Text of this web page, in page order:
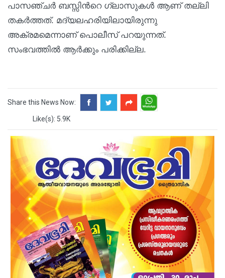
പാസഞ്ചർ ബസ്സിന്‍റെ ഗ്ലാസുകൾ ആണ് തല്ലി
തകർത്തത്. മദ്യലഹരിയിലായിരുന്നു
അക്രമമെന്നാണ് പൊലീസ് പറയുന്നത്.
സംഭവത്തിൽ ആർക്കും പരിക്കില്ല.
Share this News Now:
Like(s): 5.9K